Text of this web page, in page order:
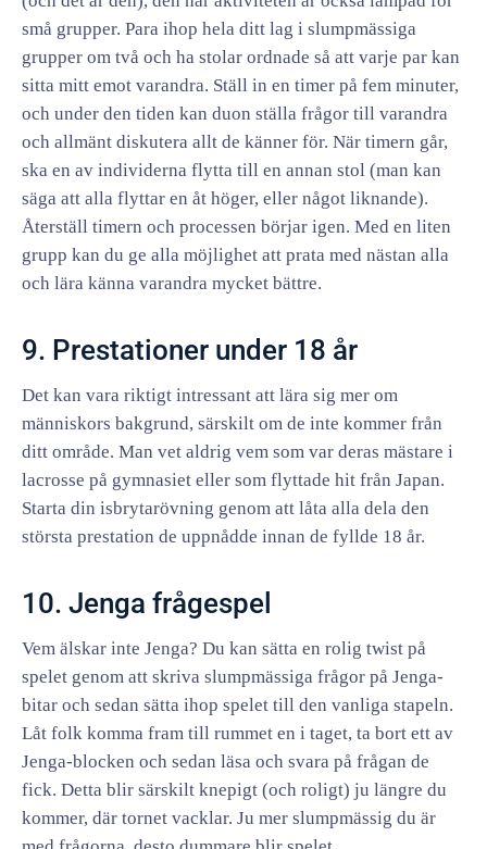
små grupper. Para ihop hela ditt lag i slumpmässiga
grupper om två och ha stolar ordnade så att varje par kan
sitta mitt emot varandra. Ställ in en timer på fem minuter,
och under den tiden kan duon ställa frågor till varandra
och allmänt diskutera allt de känner för. När timern går,
ska en av individerna flytta till en annan stol (man kan
säga att alla flyttar en åt höger, eller något liknande).
Återställ timern och processen börjar igen. Med en liten
grupp kan du ge alla möjlighet att prata med nästan alla
och lära känna varandra mycket bättre.
9. Prestationer under 18 år
Det kan vara riktigt intressant att lära sig mer om
människors bakgrund, särskilt om de inte kommer från
ditt område. Man vet aldrig vem som var deras mästare i
lacrosse på gymnasiet eller som flyttade hit från Japan.
Starta din isbrytarövning genom att låta alla dela den
största prestation de uppnådde innan de fyllde 18 år.
10. Jenga frågespel
Vem älskar inte Jenga? Du kan sätta en rolig twist på
spelet genom att skriva slumpmässiga frågor på Jenga-
bitar och sedan sätta ihop spelet till den vanliga stapeln.
Låt folk komma fram till rummet en i taget, ta bort ett av
Jenga-blocken och sedan läsa och svara på frågan de
fick. Detta blir särskilt knepigt (och roligt) ju längre du
kommer, där tornet vacklar. Ju mer slumpmässig du är